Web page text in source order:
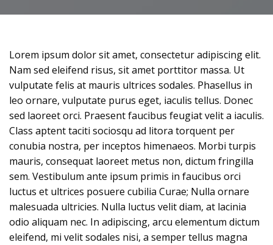
Lorem ipsum dolor sit amet, consectetur adipiscing elit.
Nam sed eleifend risus, sit amet porttitor massa. Ut
vulputate felis at mauris ultrices sodales. Phasellus in
leo ornare, vulputate purus eget, iaculis tellus. Donec
sed laoreet orci. Praesent faucibus feugiat velit a iaculis.
Class aptent taciti sociosqu ad litora torquent per
conubia nostra, per inceptos himenaeos. Morbi turpis
mauris, consequat laoreet metus non, dictum fringilla
sem. Vestibulum ante ipsum primis in faucibus orci
luctus et ultrices posuere cubilia Curae; Nulla ornare
malesuada ultricies. Nulla luctus velit diam, at lacinia
odio aliquam nec. In adipiscing, arcu elementum dictum
eleifend, mi velit sodales nisi, a semper tellus magna